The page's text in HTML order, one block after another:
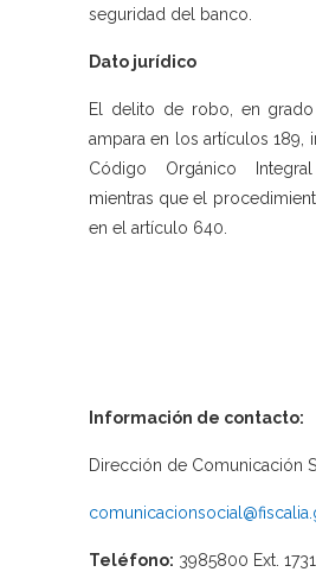
seguridad del banco.
Dato jurídico
El delito de robo, en grado
ampara en los artículos 189,
Código Orgánico
mientras que el
en el artículo 640.
Información de contacto:
Dirección de Comunicación
Teléfono: 3985800 Ext.